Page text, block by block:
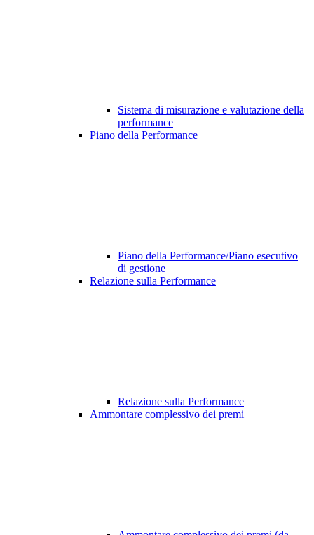
Sistema di misurazione e valutazione della
performance
Piano della Performance
Piano della Performance/Piano esecutivo
di gestione
Relazione sulla Performance
Relazione sulla Performance
Ammontare complessivo dei premi